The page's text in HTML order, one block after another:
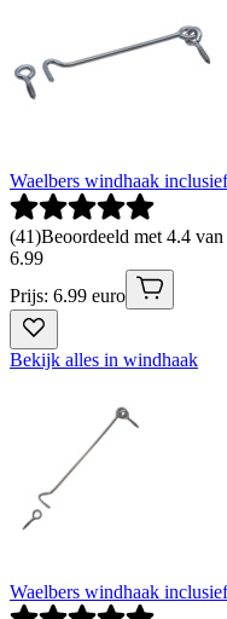
Waelbers windhaak
(41)Beoordeeld met 4.4
6.99
Prijs: 6.99 euro
Bekijk alles in windhaak
Waelbers windhaak